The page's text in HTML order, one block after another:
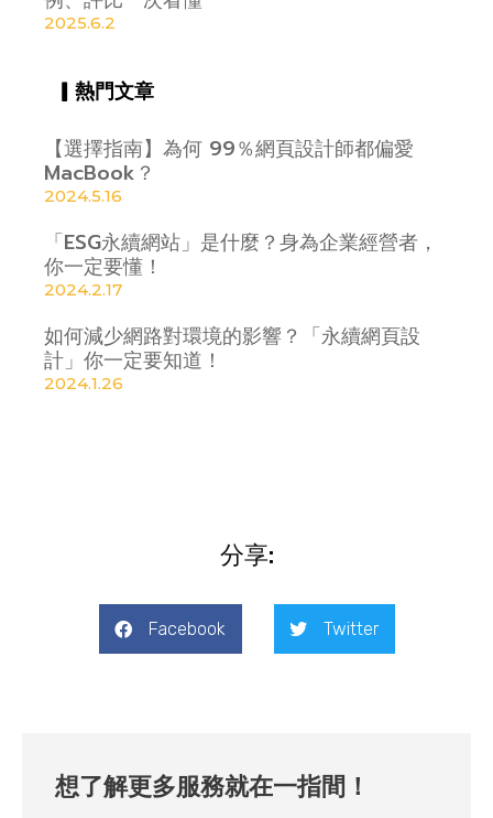
2025.6.2
▎熱門文章
【選擇指南】為何 99％網頁設計師都偏愛
MacBook？
2024.5.16
「ESG永續網站」是什麼？身為企業經營者，
你一定要懂！
2024.2.17
如何減少網路對環境的影響？「永續網頁設
計」你一定要知道！
2024.1.26
分享:
Facebook Twitter
想了解更多服務就在一指間！